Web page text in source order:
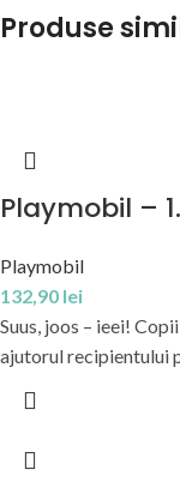
Produse
Playmobil –
Playmobil
132,90 lei
Suus, joos – ieei!
ajutorul recipientului